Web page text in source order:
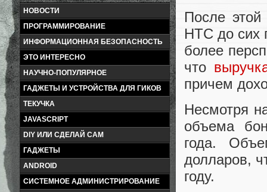
НОВОСТИ
ПРОГРАММИРОВАНИЕ
ИНФОРМАЦИОННАЯ БЕЗОПАСНОСТЬ
ЭТО ИНТЕРЕСНО
НАУЧНО-ПОПУЛЯРНОЕ
ГАДЖЕТЫ И УСТРОЙСТВА ДЛЯ ГИКОВ
ТЕКУЧКА
JAVASCRIPT
DIY ИЛИ СДЕЛАЙ САМ
ГАДЖЕТЫ
ANDROID
СИСТЕМНОЕ АДМИНИСТРИРОВАНИЕ
После этой
HTC до сих
более
что
причем
Несмотря
объема
года.
долларов,
году.